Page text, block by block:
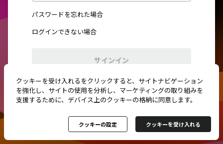
パスワードを忘れた場合
ログインできない場合
サインイン
初めてご利用ですか？新規登録
クッキーを受け入れるをクリックすると、サイトナビゲーション
を強化し、サイトの使用を分析し、マーケティングの取り組みを
支援するために、デバイス上のクッキーの格納に同意します。
クッキーの設定 クッキーを受け入れる